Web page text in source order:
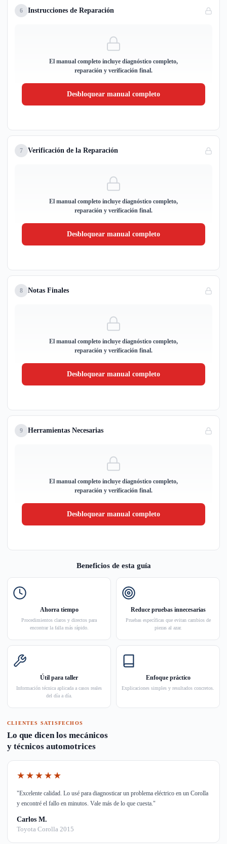
6 Instrucciones de Reparación
El manual completo incluye diagnóstico completo,
reparación y verificación final.
Desbloquear manual completo
7 Verificación de la Reparación
El manual completo incluye diagnóstico completo,
reparación y verificación final.
Desbloquear manual completo
8 Notas Finales
El manual completo incluye diagnóstico completo,
reparación y verificación final.
Desbloquear manual completo
9 Herramientas Necesarias
El manual completo incluye diagnóstico completo,
reparación y verificación final.
Desbloquear manual completo
Beneficios de esta guía
Ahorra tiempo
Procedimientos claros y directos para
encontrar la falla más rápido.
Reduce pruebas innecesarias
Pruebas específicas que evitan cambios de
piezas al azar.
Útil para taller
Información técnica aplicada a casos reales
del día a día.
Enfoque práctico
Explicaciones simples y resultados concretos.
CLIENTES SATISFECHOS
Lo que dicen los mecánicos
y técnicos automotrices
★★★★★
"Excelente calidad. Lo usé para diagnosticar un problema eléctrico en un Corolla
y encontré el fallo en minutos. Vale más de lo que cuesta."
Carlos M.
Toyota Corolla 2015